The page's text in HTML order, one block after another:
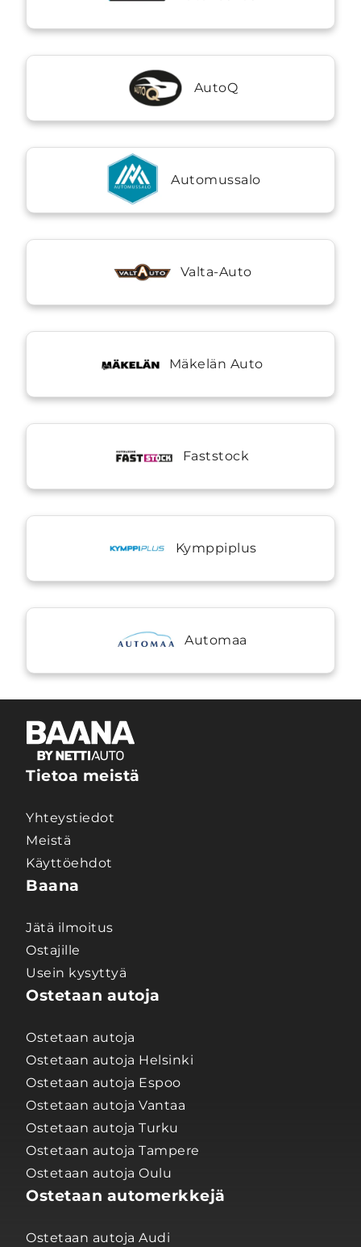
AutoQ
Automussalo
Valta-Auto
Mäkelän Auto
Faststock
Kymppiplus
Automaa
Tietoa meistä
Yhteystiedot
Meistä
Käyttöehdot
Baana
Jätä ilmoitus
Ostajille
Usein kysyttyä
Ostetaan autoja
Ostetaan autoja
Ostetaan autoja Helsinki
Ostetaan autoja Espoo
Ostetaan autoja Vantaa
Ostetaan autoja Turku
Ostetaan autoja Tampere
Ostetaan autoja Oulu
Ostetaan automerkkejä
Ostetaan autoja Audi